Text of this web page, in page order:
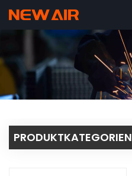
PRODUKTKATEGORIEN